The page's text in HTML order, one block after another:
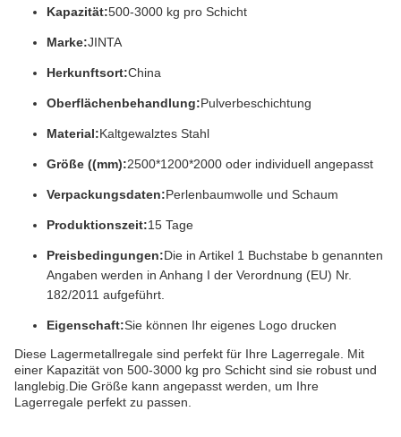
Kapazität:500-3000 kg pro Schicht
Marke:JINTA
Herkunftsort:China
Oberflächenbehandlung:Pulverbeschichtung
Material:Kaltgewalztes Stahl
Größe ((mm):2500*1200*2000 oder individuell angepasst
Verpackungsdaten:Perlenbaumwolle und Schaum
Produktionszeit:15 Tage
Preisbedingungen:Die in Artikel 1 Buchstabe b genannten
Angaben werden in Anhang I der Verordnung (EU) Nr.
182/2011 aufgeführt.
Eigenschaft:Sie können Ihr eigenes Logo drucken
Diese Lagermetallregale sind perfekt für Ihre Lagerregale. Mit
einer Kapazität von 500-3000 kg pro Schicht sind sie robust und
langlebig.Die Größe kann angepasst werden, um Ihre
Lagerregale perfekt zu passen.